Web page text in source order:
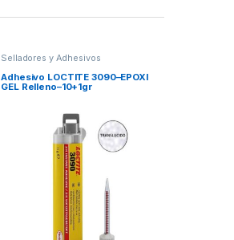
Selladores y Adhesivos
Adhesivo LOCTITE 3090–EPOXI
GEL Relleno–10+1gr